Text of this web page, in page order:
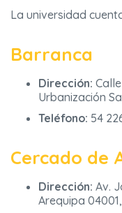
La universidad
Barranca
Dirección:
Urbanización
Teléfono: 54
Cercado de
Dirección: Av.
Arequipa